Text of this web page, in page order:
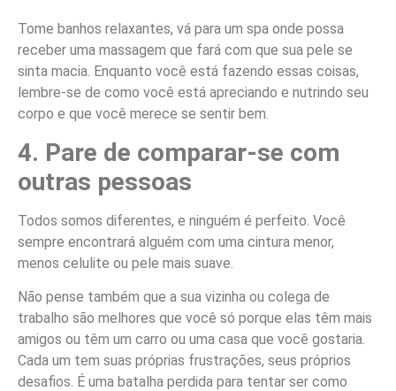
Tome banhos relaxantes, vá para um spa onde possa
receber uma massagem que fará com que sua pele se
sinta macia. Enquanto você está fazendo essas coisas,
lembre-se de como você está apreciando e nutrindo seu
corpo e que você merece se sentir bem.
4. Pare de comparar-se com
outras pessoas
Todos somos diferentes, e ninguém é perfeito. Você
sempre encontrará alguém com uma cintura menor,
menos celulite ou pele mais suave.
Não pense também que a sua vizinha ou colega de
trabalho são melhores que você só porque elas têm mais
amigos ou têm um carro ou uma casa que você gostaria.
Cada um tem suas próprias frustrações, seus próprios
desafios. É uma batalha perdida para tentar ser como